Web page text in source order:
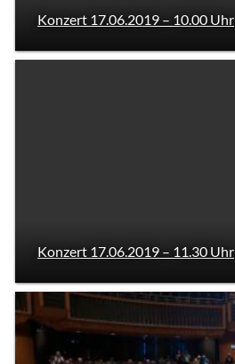
Konzert 17.06.2019 – 10.00 Uhr
Konzert 17.06.2019 – 11.30 Uhr